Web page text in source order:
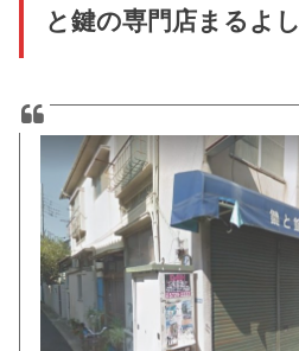
と鍵の専門店まるよし